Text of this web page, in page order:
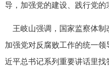
导，加强党的建设、践行党的
王岐山强调，国家监察体制
加强党对反腐败工作的统一
近平总书记系列重要讲话里